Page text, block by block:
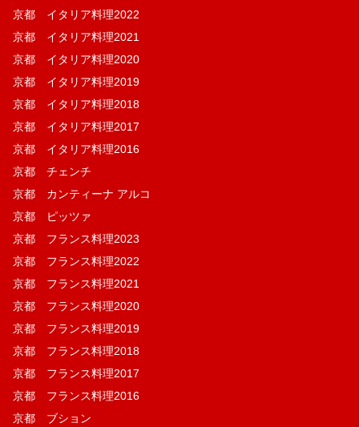
京都 イタリア料理2022
京都 イタリア料理2021
京都 イタリア料理2020
京都 イタリア料理2019
京都 イタリア料理2018
京都 イタリア料理2017
京都 イタリア料理2016
京都 チェンチ
京都 カンティーナ アルコ
京都 ピッツァ
京都 フランス料理2023
京都 フランス料理2022
京都 フランス料理2021
京都 フランス料理2020
京都 フランス料理2019
京都 フランス料理2018
京都 フランス料理2017
京都 フランス料理2016
京都 ブション